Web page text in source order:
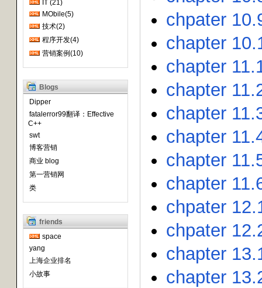
IT (21)
MObile(5)
技术(2)
程序开发(4)
营销案例(10)
Blogs
Dipper
fatalerror99翻译：Effective
C++
swt
博客营销
商业 blog
第一营销网
类
friends
space
yang
上海企业排名
小故事
chpater
chapter
chapter
chapter
chapter
chapter
chapter
chapter
chpater
chpater
chapter
chapter